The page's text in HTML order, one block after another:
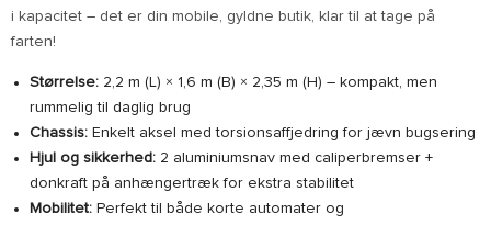
i kapacitet – det er din mobile, gyldne butik, klar til at tage på
farten!
Størrelse:2,2 m (L) × 1,6 m (B) × 2,35 m (H) – kompakt, men
rummelig til daglig brug
Chassis:Enkelt aksel med torsionsaffjedring for jævn bugsering
Hjul og sikkerhed:2 aluminiumsnav med caliperbremser +
donkraft på anhængertræk for ekstra stabilitet
Mobilitet:Perfekt til både korte automater og